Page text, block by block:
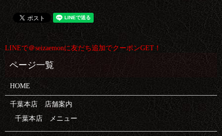
LINEで＠seizaemonに友だち追加でクーポンGET！
HOME
千葉本店 店舗案内
千葉本店 メニュー